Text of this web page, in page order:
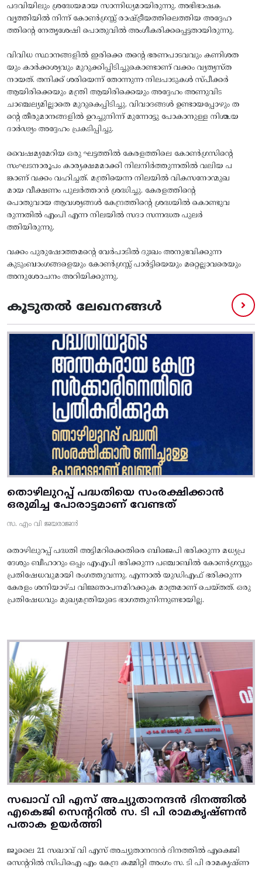
പദവിയിലും ശ്രദ്ധേയമായ സാന്നിധ്യമായിരുന്നു. അഭിഭാഷക
വൃത്തിയിൽ നിന്ന് കോൺഗ്രസ്സ് രാഷ്ട്രീയത്തിലെത്തിയ അദ്ദേഹ
ത്തിന്റെ നേതൃശേഷി പൊതുവിൽ അംഗീകരിക്കപ്പെട്ടതായിരുന്നു.
വിവിധ സ്ഥാനങ്ങളിൽ ഇരിക്കെ തന്റെ ഭരണപാടവവും കണിശത
യും കാർക്കശ്യവും മുറുക്കിപ്പിടിച്ചുകൊണ്ടാണ് വക്കം വ്യത്യസ്ത
നായത്. തനിക്ക് ശരിയെന്ന് തോന്നുന്ന നിലപാടുകൾ സ്പീക്കർ
ആയിരിക്കെയും മന്ത്രി ആയിരിക്കെയും അദ്ദേഹം അണുവിട
ചാഞ്ചല്യമില്ലാതെ മുറുകെപ്പിടിച്ചു. വിവാദങ്ങൾ ഉണ്ടായപ്പോഴും ത
ന്റെ തീരുമാനങ്ങളിൽ ഉറച്ചുനിന്ന് മുന്നോട്ടു പോകാനുള്ള നിശ്ചയ
ദാർഢ്യം അദ്ദേഹം പ്രകടിപ്പിച്ചു.
വൈഷമ്യമേറിയ ഒരു ഘട്ടത്തിൽ കേരളത്തിലെ കോൺഗ്രസിന്റെ
സംഘടനാരൂപം കാര്യക്ഷമമാക്കി നിലനിർത്തുന്നതിൽ വലിയ പ
ങ്കാണ് വക്കം വഹിച്ചത്. മന്ത്രിയെന്ന നിലയിൽ വികസനോന്മുഖ
മായ വീക്ഷണം പുലർത്താൻ ശ്രദ്ധിച്ചു. കേരളത്തിന്റെ
പൊതുവായ ആവശ്യങ്ങൾ കേന്ദ്രത്തിന്റെ ശ്രദ്ധയിൽ കൊണ്ടുവ
രുന്നതിൽ എംപി എന്ന നിലയിൽ സദാ സന്നദ്ധത പുലർ
ത്തിയിരുന്നു.
വക്കം പുരുഷോത്തമന്റെ വേർപാടിൽ ദുഃഖം അനുഭവിക്കുന്ന
കുടുംബാംഗങ്ങളെയും കോൺഗ്രസ്സ് പാർട്ടിയെയും മറ്റെല്ലാവരെയും
അനുശോചനം അറിയിക്കുന്നു.
കൂടുതൽ ലേഖനങ്ങൾ
തൊഴിലുറപ്പ് പദ്ധതിയെ സംരക്ഷിക്കാൻ
ഒരുമിച്ച പോരാട്ടമാണ് വേണ്ടത്
സ. എം വി ജയരാജൻ
തൊഴിലുറപ്പ് പദ്ധതി അട്ടിമറിക്കെതിരെ ബിജെപി ഭരിക്കുന്ന മധ്യപ്ര
ദേശും ബീഹാറും ഒപ്പം എഎപി ഭരിക്കുന്ന പഞ്ചാബിൽ കോൺഗ്രസ്സും
പ്രതിഷേധവുമായി രംഗത്തുവന്നു. എന്നാൽ യുഡിഎഫ് ഭരിക്കുന്ന
കേരളം ശനിയാഴ്ച വിജ്ഞാപനമിറക്കുക മാത്രമാണ് ചെയ്തത്. ഒരു
പ്രതിഷേധവും മുഖ്യമന്ത്രിയുടെ ഭാഗത്തുനിന്നുണ്ടായില്ല.
സഖാവ് വി എസ് അച്യുതാനന്ദൻ ദിനത്തിൽ
എകെജി സെന്ററിൽ സ. ടി പി രാമകൃഷ്‌ണൻ
പതാക ഉയർത്തി
ജൂലൈ 21 സഖാവ് വി എസ് അച്യുതാനന്ദൻ ദിനത്തിൽ എകെജി
സെന്ററിൽ സിപിഐ എം കേന്ദ്ര കമ്മിറ്റി അംഗം സ. ടി പി രാമകൃഷ്‌ണ